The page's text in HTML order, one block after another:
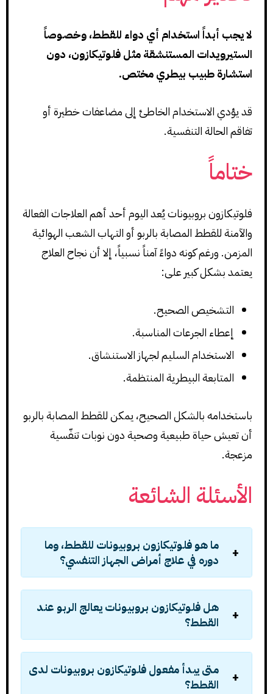
لا يجب أبداً استخدام أي دواء للقطط، وخصوصاً
الستيرويدات المستنشقة مثل فلوتيكازون، دون
استشارة طبيب بيطري مختص.
قد يؤدي الاستخدام الخاطئ إلى مضاعفات خطيرة أو
تفاقم الحالة التنفسية.
ختاماً
فلوتيكازون بروبيونات يُعد اليوم أحد أهم العلاجات الفعالة
والآمنة للقطط المصابة بالربو أو التهاب الشعب الهوائية
المزمن. ورغم كونه دواءً آمناً نسبياً، إلا أن نجاح العلاج
يعتمد بشكل كبير على:
التشخيص الصحيح.
إعطاء الجرعات المناسبة.
الاستخدام السليم لجهاز الاستنشاق.
المتابعة البيطرية المنتظمة.
باستخدامه بالشكل الصحيح، يمكن للقطط المصابة بالربو
أن تعيش حياة طبيعية وصحية دون نوبات تنفّسية
مزعجة.
الأسئلة الشائعة
ما هو فلوتيكازون بروبيونات للقطط، وما
دوره في علاج أمراض الجهاز التنفسي؟
هل فلوتيكازون بروبيونات يعالج الربو عند
القطط؟
متى يبدأ مفعول فلوتيكازون بروبيونات لدى
القطط؟